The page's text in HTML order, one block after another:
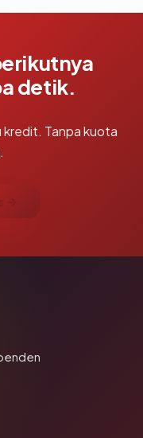
detik.
Tanpa kuota
→